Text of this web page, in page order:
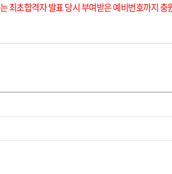
는 최초합격자 발표 당시 부여받은 예비번호까지 충